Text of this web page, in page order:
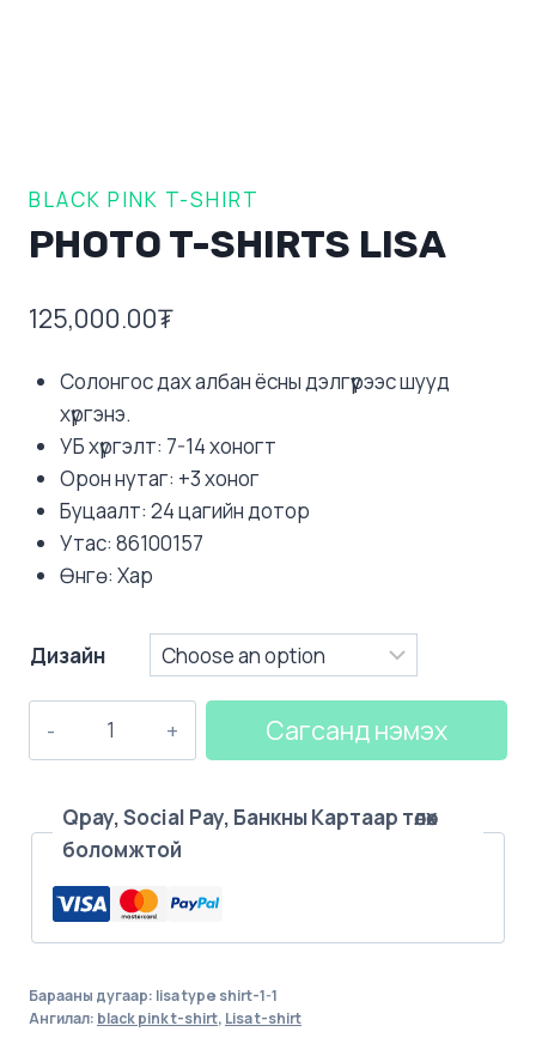
BLACK PINK T-SHIRT
PHOTO T-SHIRTS LISA
125,000.00₮
Солонгос дах албан ёсны дэлгүүрээс шууд
хүргэнэ.
УБ хүргэлт: 7-14 хоногт
Орон нутаг: +3 хоног
Буцаалт: 24 цагийн дотор
Утас: 86100157
Өнгө: Хар
Дизайн
LISA
quantity
Сагсанд нэмэх
Qpay, Social Pay, Банкны Картаар төлөх
боломжтой
Барааны дугаар: lisa type shirt-1-1
Ангилал: black pink t-shirt, Lisa t-shirt